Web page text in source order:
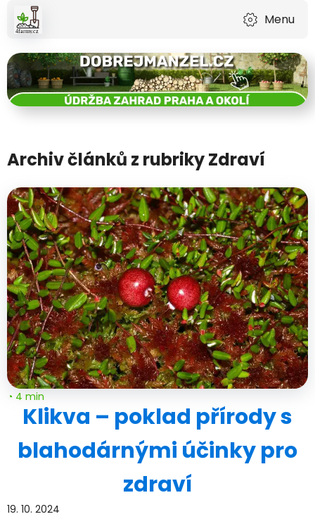
Menu
Archiv článků z rubriky Zdraví
◔ 4 min
Klikva – poklad přírody s
blahodárnými účinky pro
zdraví
19. 10. 2024